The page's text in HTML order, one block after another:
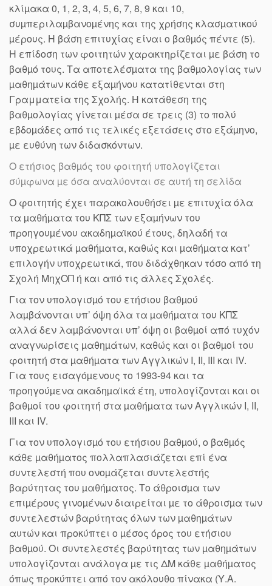
κλίµακα 0, 1, 2, 3, 4, 5, 6, 7, 8, 9 και 10,
συµπεριλαµβανοµένης και της χρήσης κλασµατικού
µέρους. Η βάση επιτυχίας είναι ο βαθµός πέντε (5).
Η επίδοση των φοιτητών χαρακτηρίζεται µε βάση το
βαθµό τους. Τα αποτελέσµατα της βαθµολογίας των
µαθηµάτων κάθε εξαµήνου κατατίθενται στη
Γραμματεία της Σχολής. Η κατάθεση της
βαθµολογίας γίνεται µέσα σε τρεις (3) το πολύ
εβδοµάδες από τις τελικές εξετάσεις στο εξάµηνο,
µε ευθύνη των διδασκόντων.
Ο ετήσιος βαθµός του φοιτητή υπολογίζεται
σύµφωνα µε όσα αναλύονται σε αυτή τη σελίδα
Ο φοιτητής έχει παρακολουθήσει µε επιτυχία όλα
τα µαθήµατα του ΚΠΣ των εξαµήνων του
προηγουµένου ακαδηµαϊκού έτους, δηλαδή τα
υποχρεωτικά µαθήµατα, καθώς και µαθήµατα κατ’
επιλογήν υποχρεωτικά, που διδάχθηκαν τόσο από τη
Σχολή ΜηχΟΠ ή και από τις άλλες Σχολές.
Για τον υπολογισµό του ετήσιου βαθµού
λαµβάνονται υπ’ όψη όλα τα µαθήµατα του ΚΠΣ
αλλά δεν λαµβάνονται υπ’ όψη οι βαθµοί από τυχόν
αναγνωρίσεις µαθηµάτων, καθώς και οι βαθµοί του
φοιτητή στα µαθήµατα των Αγγλικών I, II, III και IV.
Για τους εισαγόµενους το 1993-94 και τα
προηγούµενα ακαδηµαϊκά έτη, υπολογίζονται και οι
βαθµοί του φοιτητή στα µαθήµατα των Αγγλικών I, II,
III και IV.
Για τον υπολογισµό του ετήσιου βαθµού, ο βαθµός
κάθε µαθήµατος πολλαπλασιάζεται επί ένα
συντελεστή που ονοµάζεται συντελεστής
βαρύτητας του µαθήµατος. Το άθροισµα των
επιµέρους γινοµένων διαιρείται µε το άθροισµα των
συντελεστών βαρύτητας όλων των µαθηµάτων
αυτών και προκύπτει ο µέσος όρος του ετήσιου
βαθµού. Οι συντελεστές βαρύτητας των µαθηµάτων
υπολογίζονται ανάλογα µε τις ΔΜ κάθε µαθήµατος
όπως προκύπτει από τον ακόλουθο πίνακα (Υ.Α.